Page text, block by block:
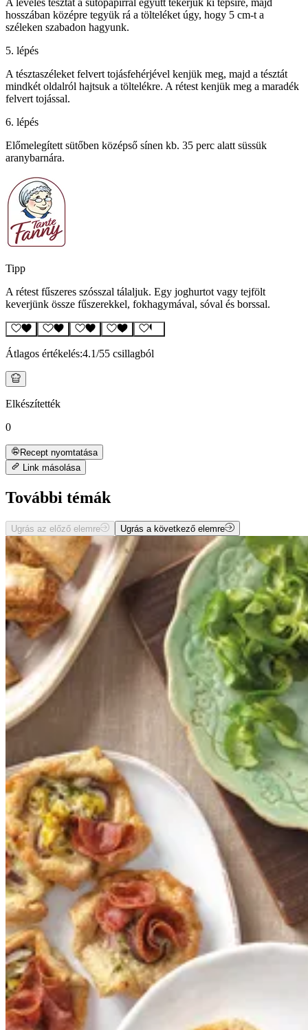
A leveles tésztát a sütőpapírral együtt tekerjük ki tepsire, majd
hosszában középre tegyük rá a tölteléket úgy, hogy 5 cm-t a
széleken szabadon hagyunk.
5. lépés
A tésztaszéleket felvert tojásfehérjével kenjük meg, majd a tésztát
mindkét oldalról hajtsuk a töltelékre. A rétest kenjük meg a maradék
felvert tojással.
6. lépés
Előmelegített sütőben középső sínen kb. 35 perc alatt süssük
aranybarnára.
Tipp
A rétest fűszeres szósszal tálaljuk. Egy joghurtot vagy tejfölt
keverjünk össze fűszerekkel, fokhagymával, sóval és borssal.
Átlagos értékelés:4.1/55 csillagból
Elkészítették
0
Recept nyomtatása
Link másolása
További témák
Ugrás az előző elemre Ugrás a következő elemre